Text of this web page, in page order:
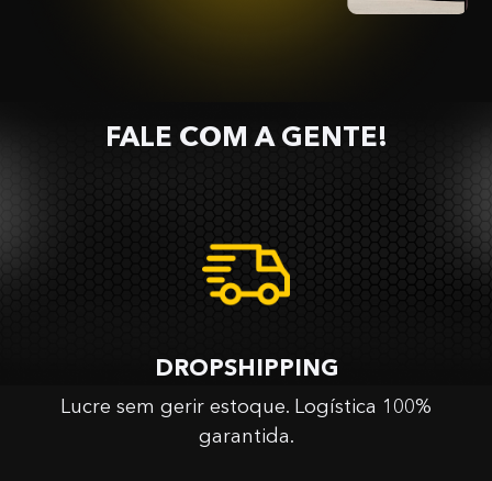
FALE COM A GENTE!
DROPSHIPPING
Lucre sem gerir estoque. Logística 100%
garantida.